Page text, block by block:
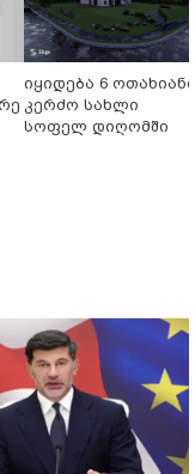
იყიდება 6 ოთახიანი
კერძო სახლი
სოფელ დიღომში